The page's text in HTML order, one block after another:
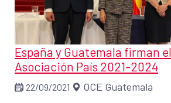
España y Guatemala firman
Asociación País 2021-2024
22/09/2021 OCE Guatemala